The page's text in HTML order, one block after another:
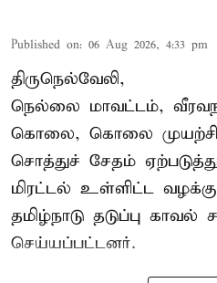
Published on: 06 Aug 2026, 4:33 pm
திருநெல்வேலி,
நெல்லை மாவட்டம்,
கொலை, கொலை
சொத்துச் சேதம்
மிரட்டல் உள்ளிட்ட
தமிழ்நாடு தடுப்பு காவல்
செய்யப்பட்டனர்.